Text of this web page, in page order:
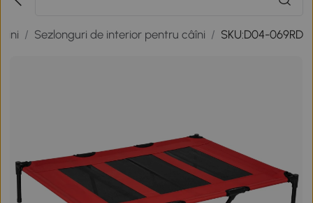
/ Sezlonguri de interior pentru câîni / SKU:D04-069RD